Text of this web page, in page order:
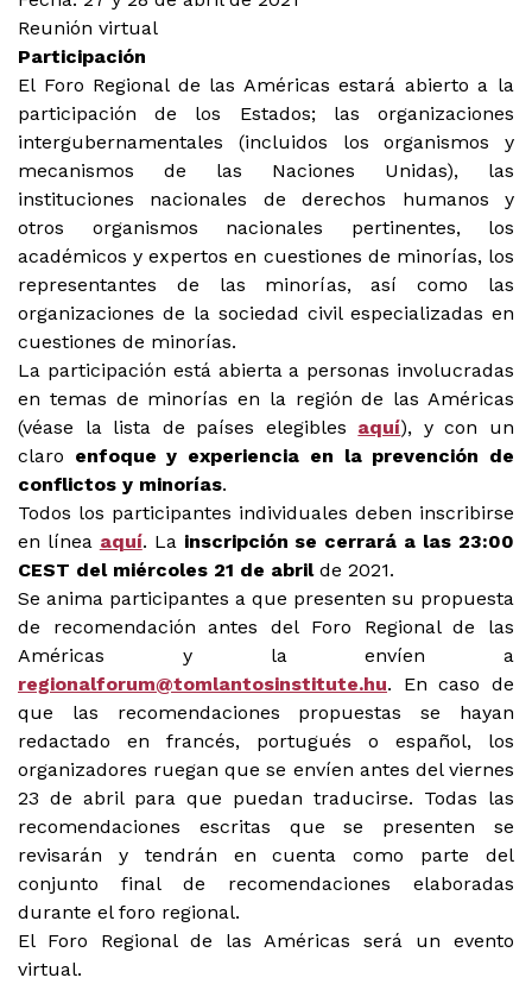
Reunión virtual
Participación
El Foro Regional de las Américas estará abierto a la
participación de los Estados; las organizaciones
intergubernamentales (incluidos los organismos y
mecanismos de las Naciones Unidas), las
instituciones nacionales de derechos humanos y
otros organismos nacionales pertinentes, los
académicos y expertos en cuestiones de minorías, los
representantes de las minorías, así como las
organizaciones de la sociedad civil especializadas en
cuestiones de minorías.
La participación está abierta a personas involucradas
en temas de minorías en la región de las Américas
(véase la lista de países elegibles aquí), y con un
claro enfoque y experiencia en la prevención de
conflictos y minorías.
Todos los participantes individuales deben inscribirse
en línea aquí. La inscripción se cerrará a las 23:00
CEST del miércoles 21 de abrilde 2021.
Se anima participantes a que presenten su propuesta
de recomendación antes del Foro Regional de las
Américas y la envíen a
regionalforum@tomlantosinstitute.hu. En caso de
que las recomendaciones propuestas se hayan
redactado en francés, portugués o español, los
organizadores ruegan que se envíen antes del viernes
23 de abril para que puedan traducirse. Todas las
recomendaciones escritas que se presenten se
revisarán y tendrán en cuenta como parte del
conjunto final de recomendaciones elaboradas
durante el foro regional.
El Foro Regional de las Américas será un evento
virtual.